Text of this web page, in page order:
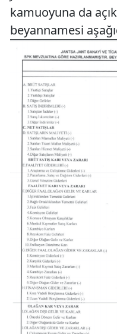
kamuoyuna da
beyannamesi